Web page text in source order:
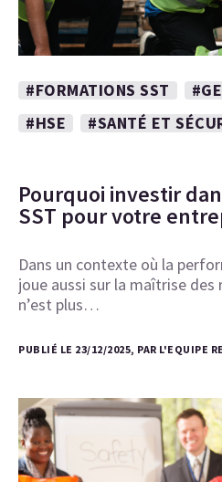
#FORMATIONS SST
#HSE
#SANTÉ ET
Pourquoi investir
SST pour votre
Dans un contexte où la
joue aussi sur la maîtrise
n’est plus…
PUBLIÉ LE 23/12/2025, PAR L'EQUIPE